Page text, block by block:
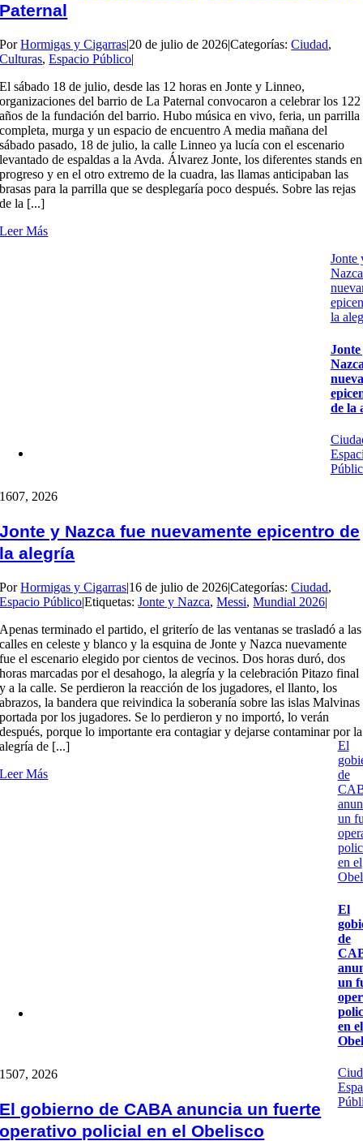
Paternal
PorHormigas y Cigarras|20 de julio de 2026|Categorías:Ciudad,
Culturas,Espacio Público|
El sábado 18 de julio, desde las 12 horas en Jonte y Linneo,
organizaciones del barrio de La Paternal convocaron a celebrar los 122
años de la fundación del barrio. Hubo música en vivo, feria, un parrilla
completa, murga y un espacio de encuentro A media mañana del
sábado pasado, 18 de julio, la calle Linneo ya lucía con el escenario
levantado de espaldas a la Avda. Álvarez Jonte, los diferentes stands en
progreso y en el otro extremo de la cuadra, las llamas anticipaban las
brasas para la parrilla que se desplegaría poco después. Sobre las rejas
de la [...]
Leer Más
Jonte
la
Jonte
de la
1607, 2026
Jonte y Nazca fue nuevamente epicentro de
la alegría
PorHormigas y Cigarras|16 de julio de 2026|Categorías:Ciudad,
Espacio Público|Etiquetas:Jonte y Nazca,Messi,Mundial 2026|
Apenas terminado el partido, el griterío de las ventanas se trasladó a las
calles en celeste y blanco y la esquina de Jonte y Nazca nuevamente
fue el escenario elegido por cientos de vecinos. Dos horas duró, dos
horas marcadas por el desahogo, la alegría y la celebración Pitazo final
y a la calle. Se perdieron la reacción de los jugadores, el llanto, los
abrazos, la bandera que reivindica la soberanía sobre las islas Malvinas
portada por los jugadores. Se lo perdieron y no importó, lo verán
después, porque lo importante era contagiar y dejarse contaminar por la
alegría de [...]
Leer Más
El
de
un
en el
El
de
un
en el
1507, 2026
El gobierno de CABA anuncia un fuerte
operativo policial en el Obelisco